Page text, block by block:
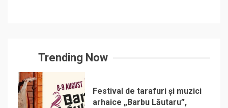
Trending Now
Festival de tarafuri și muzici
arhaice „Barbu Lăutaru”,